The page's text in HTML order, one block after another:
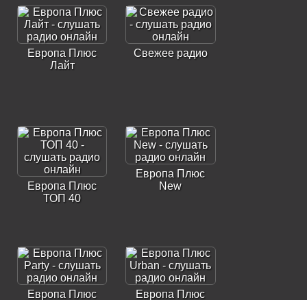
Европа Плюс
Лайт
Свежее радио
Европа Плюс
ТОП 40
Европа Плюс
New
Европа Плюс Европа Плюс